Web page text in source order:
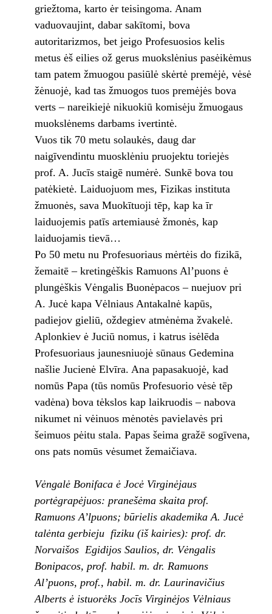
griežtoma, karto ėr teisingoma. Anam
vaduovaujint, dabar sakītomi, bova
autoritarizmos, bet jeigo Profesuosios kelis
metus ėš eilies ož gerus muokslėnius pasėikėmus
tam patem žmuogou pasiūlė skėrtė premėjė, vėsė
žėnuojė, kad tas žmuogos tuos premėjės bova
verts – nareikiejė nikuokiū komisėju žmuogaus
muokslėnems darbams ivertintė.
Vuos tik 70 metu solaukės, daug dar
naigīvendintu muosklėniu pruojektu toriejės
prof. A. Jucīs staigē numėrė. Sunkē bova tou
patėkietė. Laiduojuom mes, Fizikas instituta
žmuonės, sava Muokītuoji tēp, kap ka īr
laiduojemis patīs artemiausė žmonės, kap
laiduojamis tievā…
Po 50 metu nu Profesuoriaus mėrtėis do fizikā,
žemaitē – kretingėškis Ramuons Al’puons ė
plungėškis Vėngalis Buonėpacos – nuejuov pri
A. Jucė kapa Vėlniaus Antakalnė kapūs,
padiejov gieliū, oždegiev atmėnėma žvakelė.
Aplonkiev ė Juciū nomus, i katrus isėlēda
Profesuoriaus jaunesniuojė sūnaus Gedemina
našlie Jucienė Elvīra. Ana papasakuojė, kad
nomūs Papa (tūs nomūs Profesuorio vėsė tēp
vadėna) bova tėkslos kap laikruodis – nabova
nikumet ni vėinuos mėnotės pavielavės pri
šeimuos pėitu stala. Papas šeima gražē sogīvena,
ons pats nomūs vėsumet žemaičiava.
Vėngalė Bonifaca ė Jocė Virginėjaus
portėgrapėjuos: pranešėma skaita prof.
Ramuons A’lpuons; būrielis akademika A. Jucė
talėnta gerbieju fiziku (iš kairies): prof. dr.
Norvaišos Egidijos Saulios, dr. Vėngalis
Bonipacos, prof. habil. m. dr. Ramuons
Al’puons, prof., habil. m. dr. Laurinavičius
Alberts ė istuorėks Jocīs Virginėjos Vėlniaus